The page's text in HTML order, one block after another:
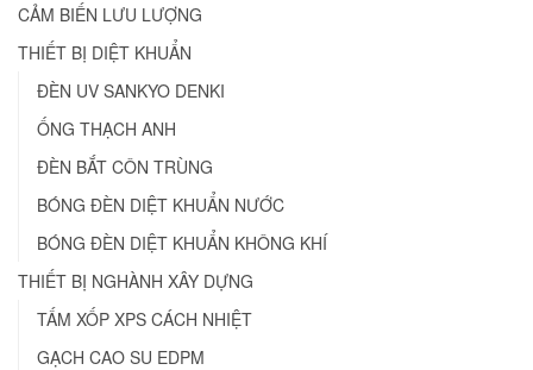
CẢM BIẾN LƯU LƯỢNG
THIẾT BỊ DIỆT KHUẨN
ĐÈN UV SANKYO DENKI
ỐNG THẠCH ANH
ĐÈN BẮT CÔN TRÙNG
BÓNG ĐÈN DIỆT KHUẨN NƯỚC
BÓNG ĐÈN DIỆT KHUẨN KHÔNG KHÍ
THIẾT BỊ NGHÀNH XÂY DỰNG
TẤM XỐP XPS CÁCH NHIỆT
GẠCH CAO SU EDPM